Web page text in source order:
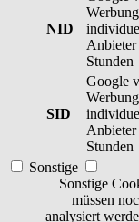
NID
Anbieter
Stunden
SID
Google
Anbieter
Stunden
Sonstige
Sonstige
müssen
analysiert